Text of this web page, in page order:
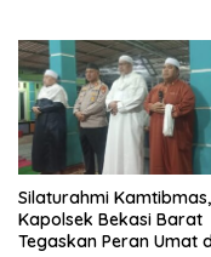
Silaturahmi Kamtibmas,
Kapolsek Bekasi Barat
Tegaskan Peran Umat